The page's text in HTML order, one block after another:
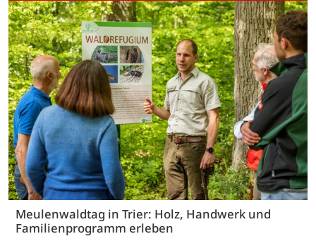
Meulenwaldtag in Trier: Holz, Handwerk und
Familienprogramm erleben